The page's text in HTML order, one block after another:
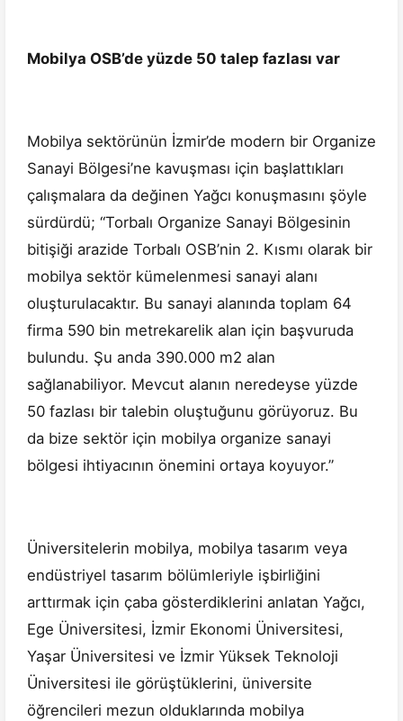
Mobilya OSB’de yüzde 50 talep fazlası var
Mobilya sektörünün İzmir’de modern bir Organize
Sanayi Bölgesi’ne kavuşması için başlattıkları
çalışmalara da değinen Yağcı konuşmasını şöyle
sürdürdü; “Torbalı Organize Sanayi Bölgesinin
bitişiği arazide Torbalı OSB’nin 2. Kısmı olarak bir
mobilya sektör kümelenmesi sanayi alanı
oluşturulacaktır. Bu sanayi alanında toplam 64
firma 590 bin metrekarelik alan için başvuruda
bulundu. Şu anda 390.000 m2 alan
sağlanabiliyor. Mevcut alanın neredeyse yüzde
50 fazlası bir talebin oluştuğunu görüyoruz. Bu
da bize sektör için mobilya organize sanayi
bölgesi ihtiyacının önemini ortaya koyuyor.”
Üniversitelerin mobilya, mobilya tasarım veya
endüstriyel tasarım bölümleriyle işbirliğini
arttırmak için çaba gösterdiklerini anlatan Yağcı,
Ege Üniversitesi, İzmir Ekonomi Üniversitesi,
Yaşar Üniversitesi ve İzmir Yüksek Teknoloji
Üniversitesi ile görüştüklerini, üniversite
öğrencileri mezun olduklarında mobilya